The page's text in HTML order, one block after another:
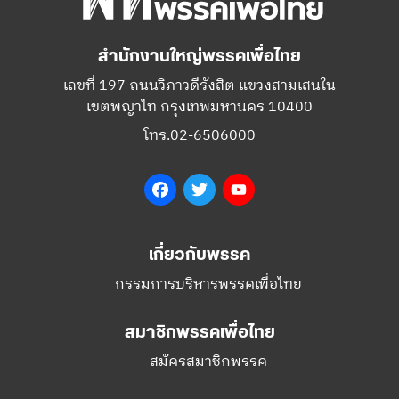
สำนักงานใหญ่พรรคเพื่อไทย
เลขที่ 197 ถนนวิภาวดีรังสิต แขวงสามเสนใน
เขตพญาไท กรุงเทพมหานคร 10400
โทร.02-6506000
FacebookTwitter
เกี่ยวกับพรรค
กรรมการบริหารพรรคเพื่อไทย
สมาชิกพรรคเพื่อไทย
สมัครสมาชิกพรรค